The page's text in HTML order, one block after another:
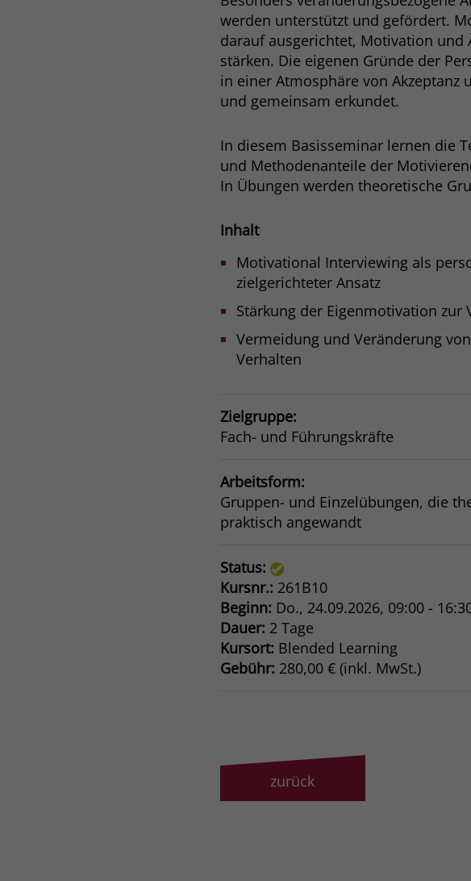
werden unterstützt und gefördert.
darauf ausgerichtet, Motivation und
stärken. Die eigenen Gründe der
in einer Atmosphäre von Akzeptanz
und gemeinsam erkundet.
In diesem Basisseminar lernen die
und Methodenanteile der
In Übungen werden theoretische
Inhalt
Motivational Interviewing als
zielgerichteter Ansatz
Stärkung der Eigenmotivation zur
Vermeidung und Veränderung
Verhalten
Zielgruppe:
Fach- und Führungskräfte
Arbeitsform:
Gruppen- und Einzelübungen, die
praktisch angewandt
Status:
Kursnr.: 261B10
Beginn: Do., 24.09.2026, 09:00 -
Dauer: 2 Tage
Kursort: Blended Learning
Gebühr: 280,00 € (inkl. MwSt.)
zurück
Name
Anbieter
Laufzeit
Zweck
Anbieter
Laufzeit